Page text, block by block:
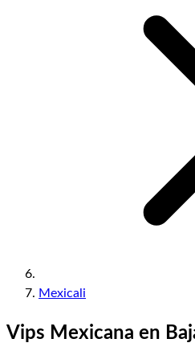
Mexicali
Vips Mexicana en